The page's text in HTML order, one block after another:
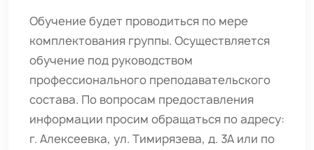
Обучение будет проводиться по мере
комплектования группы. Осуществляется
обучение под руководством
профессионального преподавательского
состава. По вопросам предоставления
информации просим обращаться по адресу:
г. Алексеевка, ул. Тимирязева, д. 3А или по